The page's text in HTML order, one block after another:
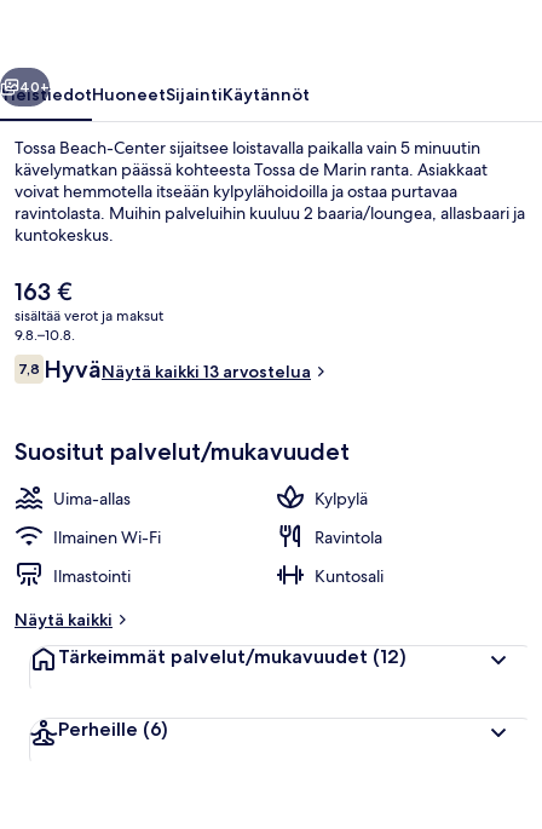
Seuraava
40+
YleistiedotHuoneetSijaintiKäytännöt
Tossa Beach-Center sijaitsee loistavalla paikalla vain 5 minuutin
kävelymatkan päässä kohteesta Tossa de Marin ranta. Asiakkaat
voivat hemmotella itseään kylpylähoidoilla ja ostaa purtavaa
ravintolasta. Muihin palveluihin kuuluu 2 baaria/loungea, allasbaari ja
kuntokeskus.
Nykyinen
hinta
on
163 €
163 €
sisältää verot ja maksut
9.8.–10.8.
Arvostelut
7,87,8 kautta 10.
HyväNäytä kaikki 13 arvostelua
Suositut palvelut/mukavuudet
Uima-allas
Kylpylä
Ilmainen Wi-Fi
Ravintola
Ilmastointi
Kuntosali
Näytä kaikki
Tärkeimmät palvelut/mukavuudet (12)
Perheille (6)